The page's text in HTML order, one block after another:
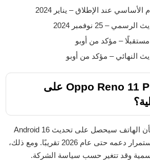
هل سيحصل Oppo Reno 11 Pro على
نعم، شركة أوبو وعدت بأن الهاتف سيحصل على تحديث Android 16
وAndroid 17، ما يعني استمرار دعمه حتى عام 2026 تقريبًا. ومع ذلك،
وقد تتغير حسب سياسة الشركة.